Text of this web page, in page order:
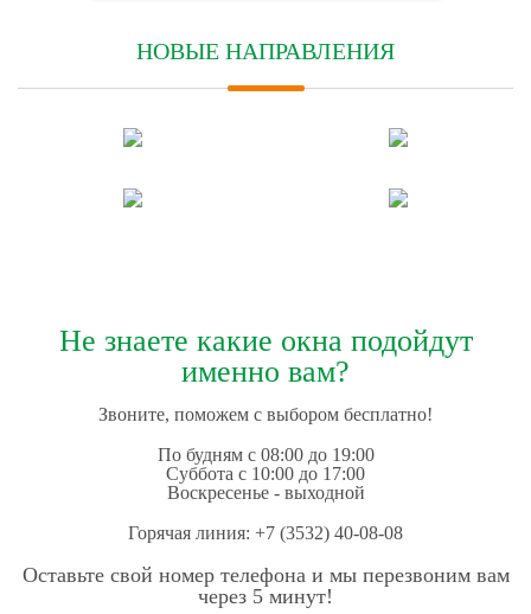
НОВЫЕ НАПРАВЛЕНИЯ
Не знаете какие окна подойдут
именно вам?
Звоните, поможем с выбором бесплатно!
По будням с 08:00 до 19:00
Суббота с 10:00 до 17:00
Воскресенье - выходной
Горячая линия: +7 (3532) 40-08-08
Оставьте свой номер телефона и мы перезвоним вам
через 5 минут!